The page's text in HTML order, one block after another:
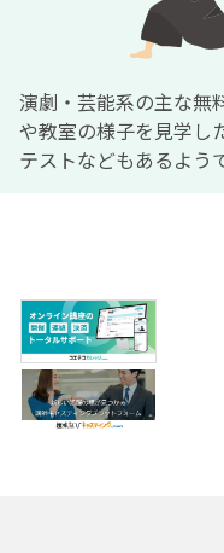
演劇・芸能系の主な無
や教室の様子を見学し
テストなどもあるよう